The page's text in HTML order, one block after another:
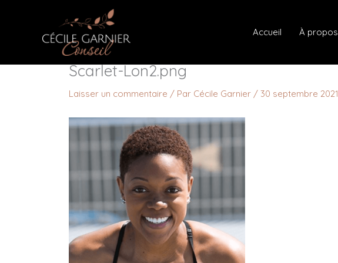
Accueil À propos
Scarlet-Lon2.png
Laisser un commentaire / Par Cécile Garnier / 30 septembre 2021